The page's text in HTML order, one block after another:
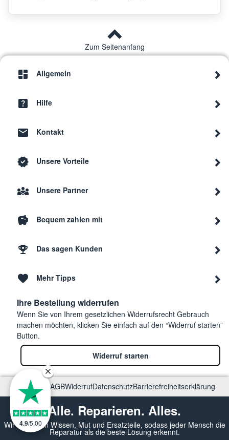
Zum Seitenanfang
Allgemein
Hilfe
Kontakt
Unsere Vorteile
Unsere Partner
Bequem zahlen mit
Das sagen Kunden
Mehr Tipps
Ihre Bestellung widerrufen
Wenn Sie von Ihrem gesetzlichen Widerrufsrecht Gebrauch
machen möchten, klicken Sie einfach auf den “Widerruf starten”
Button.
Widerruf starten
ImpressumAGBWiderrufDatenschutzBarrierefreiheitserklärung
Alle. Reparieren. Alles.
Wir vermitteln Wissen, Mut und Ersatzteile, sodass jeder Mensch die
Reparatur als die beste Lösung erkennt.
4.9/5.00